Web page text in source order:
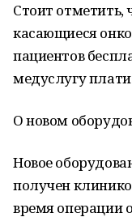
Стоит отметить,
касающиеся
пациентов
медуслугу
О новом
Новое
получен
время операции